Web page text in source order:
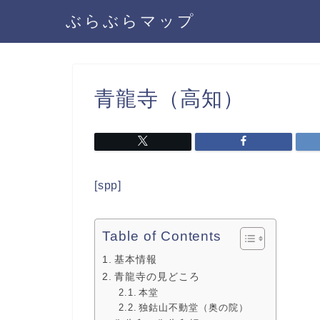
ぶらぶらマップ
青龍寺（高知）
[spp]
Table of Contents
基本情報
青龍寺の見どころ
本堂
独鈷山不動堂（奥の院）